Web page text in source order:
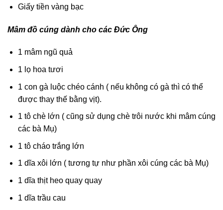
Giấy tiền vàng bạc
Mâm đồ cúng dành cho các Đức Ông
1 mâm ngũ quả
1 lọ hoa tươi
1 con gà luộc chéo cánh ( nếu không có gà thì có thể
được thay thế bằng vịt).
1 tô chè lớn ( cũng sử dụng chè trôi nước khi mâm cúng
các bà Mụ)
1 tô cháo trắng lớn
1 dĩa xôi lớn ( tương tự như phần xôi cúng các bà Mụ)
1 dĩa thịt heo quay quay
1 dĩa trầu cau